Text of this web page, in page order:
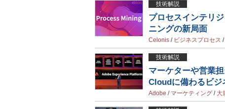
技術解説
プロセスインテリ
ニングの新局面
Celonis / ビジネスプロセス /
技術解説
マーケターや営業
Cloudに備わるビジ
Adobe / マーケティング / 大